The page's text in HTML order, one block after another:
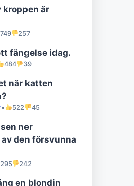
kroppen är
257
fängelse idag.
484 39
när katten
• 522 45
ner
den försvunna
242
en blondin